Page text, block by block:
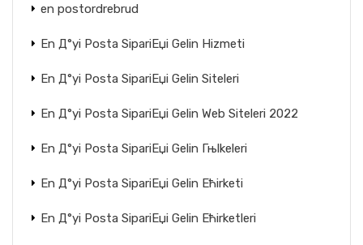
en postordrebrud
En Д°yi Posta SipariЕџi Gelin Hizmeti
En Д°yi Posta SipariЕџi Gelin Siteleri
En Д°yi Posta SipariЕџi Gelin Web Siteleri 2022
En Д°yi Posta SipariЕџi Gelin Гњlkeleri
En Д°yi Posta SipariЕџi Gelin Ећirketi
En Д°yi Posta SipariЕџi Gelin Ећirketleri